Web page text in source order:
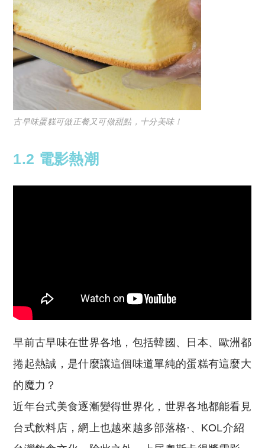
古早味蛋糕可做正餐又可做甜點，十分美味！
1.2 電影熱潮
早前古早味在世界各地，包括韓國、日本、歐洲都
捲起熱誠，是什麼讓這個味道單純的蛋糕有這麼大
的魔力？
近年台式美食逐漸變得世界化，世界各地都能看見
台式飲料店，網上也越來越多部落格·、KOL介紹